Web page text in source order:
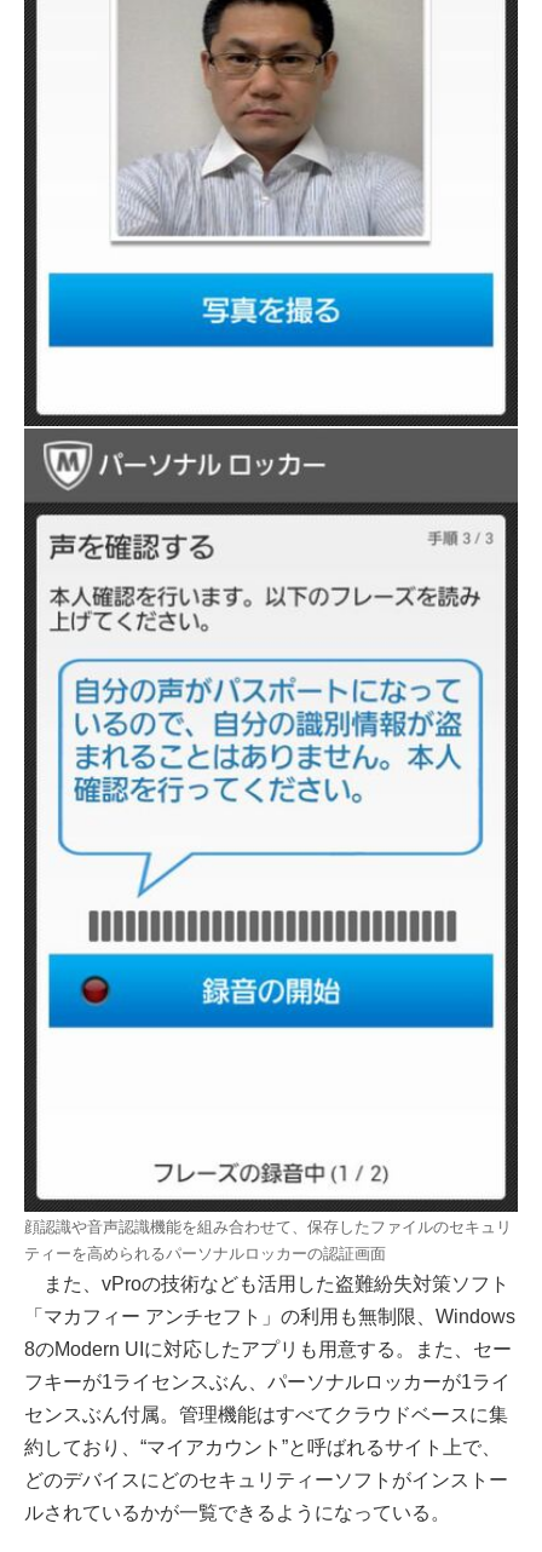
顔認識や音声認識機能を組み合わせて、保存したファイルのセキュリ
ティーを高められるパーソナルロッカーの認証画面
また、vProの技術なども活用した盗難紛失対策ソフト
「マカフィー アンチセフト」の利用も無制限、Windows
8のModern UIに対応したアプリも用意する。また、セー
フキーが1ライセンスぶん、パーソナルロッカーが1ライ
センスぶん付属。管理機能はすべてクラウドベースに集
約しており、“マイアカウント”と呼ばれるサイト上で、
どのデバイスにどのセキュリティーソフトがインストー
ルされているかが一覧できるようになっている。